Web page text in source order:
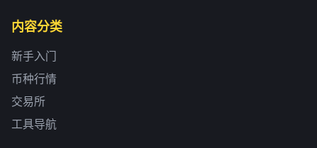
内容分类
新手入门
币种行情
交易所
工具导航